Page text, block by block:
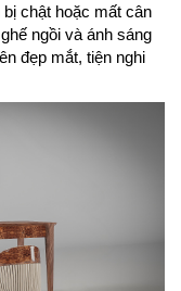
chật hoặc mất cân
ngồi và ánh sáng
đẹp mắt, tiện nghi